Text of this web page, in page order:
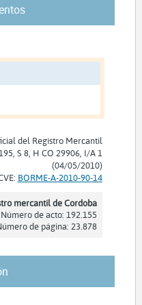
del Registro Mercantil
S 8, H CO 29906, I/A 1
(04/05/2010)
BORME-A-2010-90-14
mercantil de Cordoba
Número de acto: 192.155
de página: 23.878